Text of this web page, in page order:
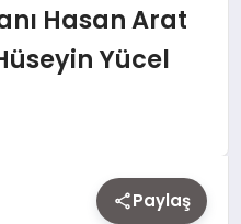
Hasan Arat
Yücel
Paylaş